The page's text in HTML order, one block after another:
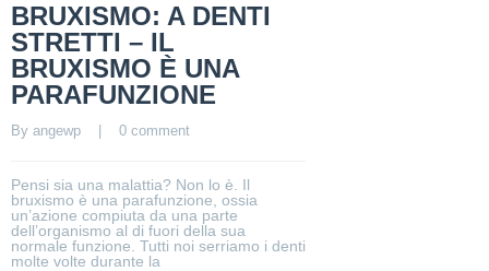
BRUXISMO: A DENTI
STRETTI – IL
BRUXISMO È UNA
PARAFUNZIONE
By angewp 0 comment
Pensi sia una malattia? Non lo è. Il
bruxismo è una parafunzione, ossia
un’azione compiuta da una parte
dell’organismo al di fuori della sua
normale funzione. Tutti noi serriamo i denti
molte volte durante la